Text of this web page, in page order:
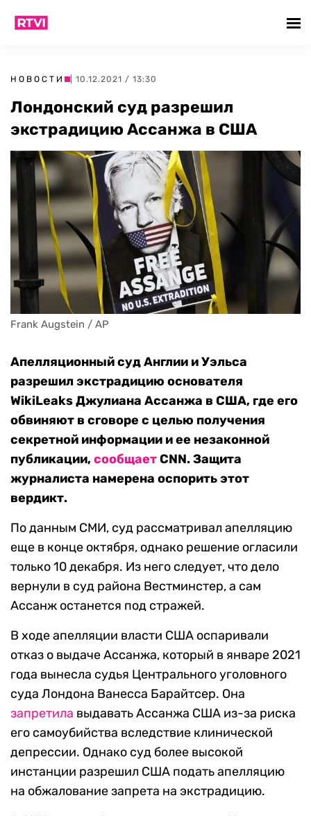
НОВОСТИ | 10.12.2021 / 13:30
Лондонский суд разрешил
экстрадицию Ассанжа в США
Frank Augstein / AP
Апелляционный суд Англии и Уэльса
разрешил экстрадицию основателя
WikiLeaks Джулиана Ассанжа в США, где его
обвиняют в сговоре с целью получения
секретной информации и ее незаконной
публикации,сообщаетCNN. Защита
журналиста намерена оспорить этот
вердикт.
По данным СМИ, суд рассматривал апелляцию
еще в конце октября, однако решение огласили
только 10 декабря. Из него следует, что дело
вернули в суд района Вестминстер, а сам
Ассанж останется под стражей.
В ходе апелляции власти США оспаривали
отказ о выдаче Ассанжа, который в январе 2021
года вынесла судья Центрального уголовного
суда Лондона Ванесса Барайтсер. Она
запретила выдавать Ассанжа США из-за риска
его самоубийства вследствие клинической
депрессии. Однако суд более высокой
инстанции разрешил США подать апелляцию
на обжалование запрета на экстрадицию.